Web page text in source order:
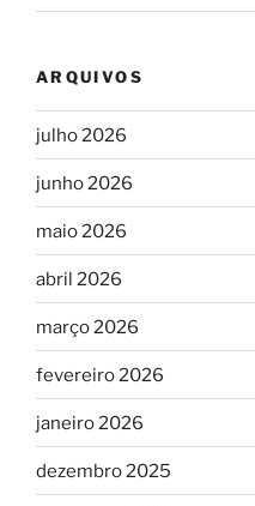
ARQUIVOS
julho 2026
junho 2026
maio 2026
abril 2026
março 2026
fevereiro 2026
janeiro 2026
dezembro 2025